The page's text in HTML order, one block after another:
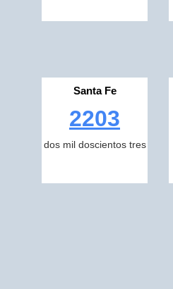
Santa Fe
2203
dos mil doscientos tres